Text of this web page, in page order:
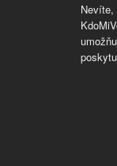
Nevíte,